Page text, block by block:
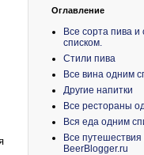
Оглавление
Все сорта пива
списком.
Стили пива
Все вина одним
Другие напитки
Все рестораны
Вся еда одним
Все путешествия
BeerBlogger.ru